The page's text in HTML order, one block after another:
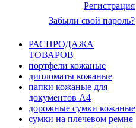
Регистрация
Забыли свой пароль?
РАСПРОДАЖА
ТОВАРОВ
портфели кожаные
дипломаты кожаные
папки кожаные для
документов А4
дорожные сумки кожаные
сумки на плечевом ремне